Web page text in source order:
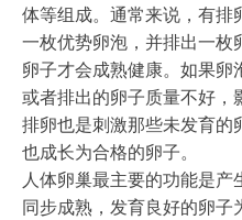
体等组成。通常来说，有
一枚优势卵泡，并排出一枚
卵子才会成熟健康。如果
或者排出的卵子质量不好，
排卵也是刺激那些未发育
也成长为合格的卵子。
人体卵巢最主要的功能是
同步成熟，发育良好的卵